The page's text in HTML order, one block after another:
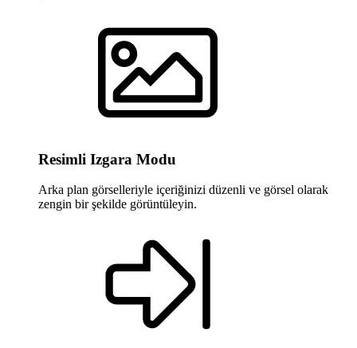
Resimli Izgara Modu
Arka plan görselleriyle içeriğinizi düzenli ve görsel olarak
zengin bir şekilde görüntüleyin.